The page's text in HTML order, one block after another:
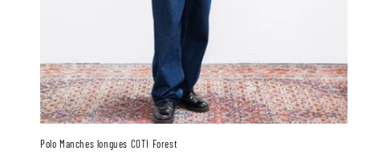
Polo Manches longues COTI Forest